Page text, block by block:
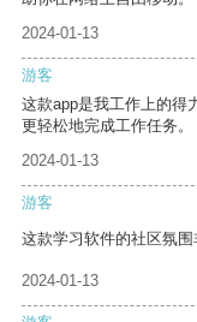
2024-01-13
游客
这款app是我工作上的得
更轻松地完成工作任务。
2024-01-13
游客
这款学习软件的社区氛围
2024-01-13